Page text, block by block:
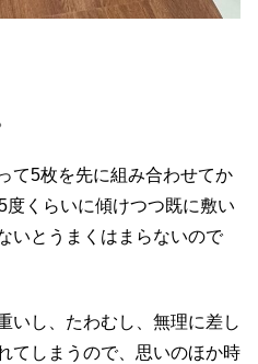
て5枚を先に組み合わせてか
くらいに傾けつつ既に敷い
いとうまくはまらないので
いし、たわむし、無理に差し
てしまうので、思いのほか時